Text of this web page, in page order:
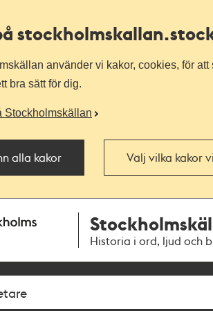
stockholmskallan
använder vi kakor, cookies, för
bra sätt för dig.
Stockholmskällan
alla kakor Välj vilka kakor
Historia i ord, ljud och